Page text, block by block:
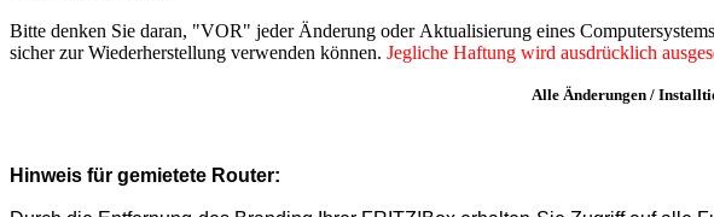
Bitte denken Sie daran, "VOR" jeder Änderung oder Aktualisierung eines
sicher zur Wiederherstellung verwenden können. Jegliche Haftung wird ausdrücklich
Alle Änderungen /
Hinweis für gemietete Router: